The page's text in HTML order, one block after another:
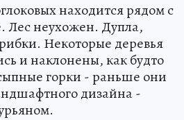
находится рядом с
Лес неухожен. Дупла,
Некоторые деревья
и наклонены, как будто
горки - раньше они
дизайна -